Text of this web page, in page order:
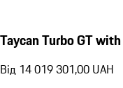
Taycan Turbo GT
Від 14 019 301,00 UAH